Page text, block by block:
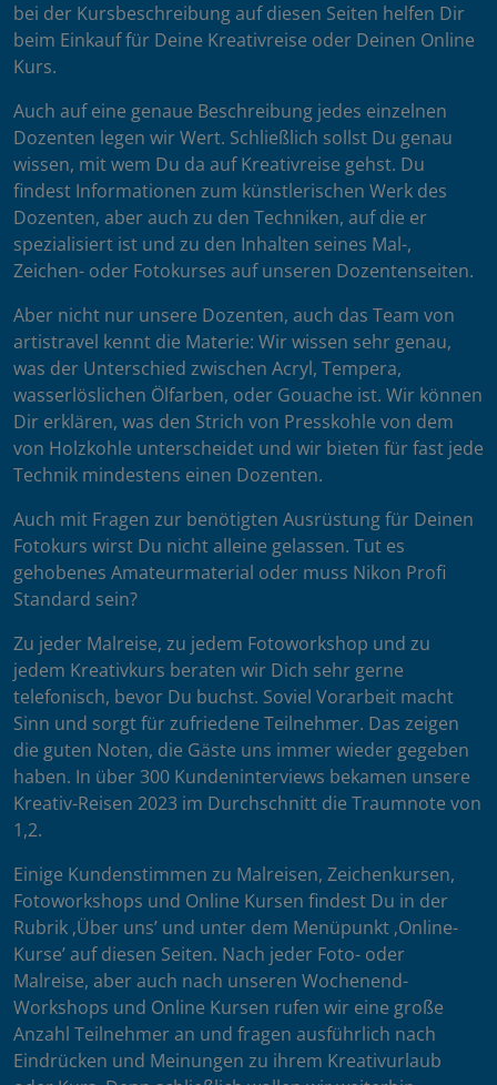
bei der Kursbeschreibung auf diesen Seiten helfen Dir
beim Einkauf für Deine Kreativreise oder Deinen Online
Kurs.
Auch auf eine genaue Beschreibung jedes einzelnen
Dozenten legen wir Wert. Schließlich sollst Du genau
wissen, mit wem Du da auf Kreativreise gehst. Du
findest Informationen zum künstlerischen Werk des
Dozenten, aber auch zu den Techniken, auf die er
spezialisiert ist und zu den Inhalten seines Mal-,
Zeichen- oder Fotokurses auf unseren Dozentenseiten.
Aber nicht nur unsere Dozenten, auch das Team von
artistravel kennt die Materie: Wir wissen sehr genau,
was der Unterschied zwischen Acryl, Tempera,
wasserlöslichen Ölfarben, oder Gouache ist. Wir können
Dir erklären, was den Strich von Presskohle von dem
von Holzkohle unterscheidet und wir bieten für fast jede
Technik mindestens einen Dozenten.
Auch mit Fragen zur benötigten Ausrüstung für Deinen
Fotokurs wirst Du nicht alleine gelassen. Tut es
gehobenes Amateurmaterial oder muss Nikon Profi
Standard sein?
Zu jeder Malreise, zu jedem Fotoworkshop und zu
jedem Kreativkurs beraten wir Dich sehr gerne
telefonisch, bevor Du buchst. Soviel Vorarbeit macht
Sinn und sorgt für zufriedene Teilnehmer. Das zeigen
die guten Noten, die Gäste uns immer wieder gegeben
haben. In über 300 Kundeninterviews bekamen unsere
Kreativ-Reisen 2023 im Durchschnitt die Traumnote von
1,2.
Einige Kundenstimmen zu Malreisen, Zeichenkursen,
Fotoworkshops und Online Kursen findest Du in der
Rubrik ‚Über uns’ und unter dem Menüpunkt ‚Online-
Kurse’ auf diesen Seiten. Nach jeder Foto- oder
Malreise, aber auch nach unseren Wochenend-
Workshops und Online Kursen rufen wir eine große
Anzahl Teilnehmer an und fragen ausführlich nach
Eindrücken und Meinungen zu ihrem Kreativurlaub